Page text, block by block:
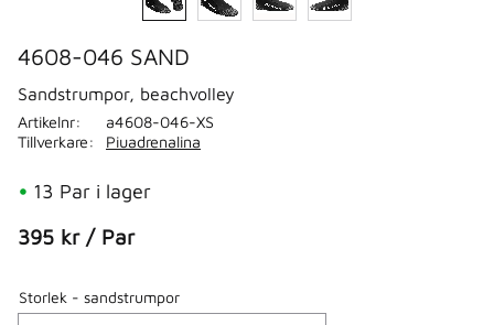
4608-046 SAND
Sandstrumpor, beachvolley
395 kr / Par
Storlek - sandstrumpor
13 Par i lager
Artikelnr
a4608-046-XS
Tillverkare
Piuadrenalina